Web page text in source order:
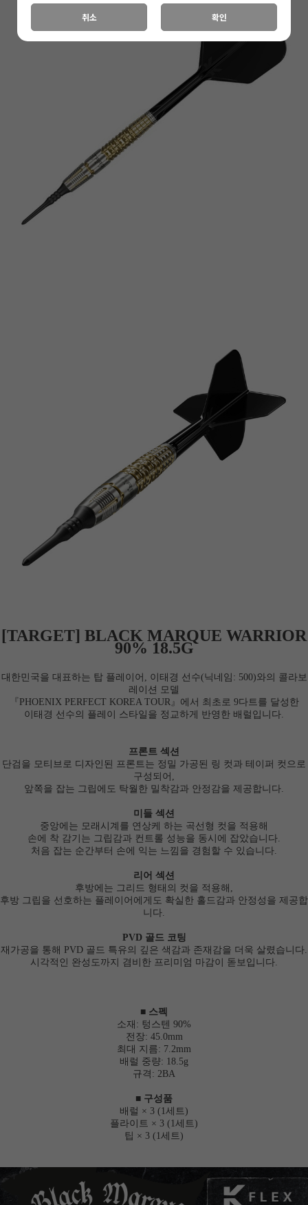
[TARGET] BLACK MARQUE WARRIOR
90% 18.5G
대한민국을 대표하는 탑 플레이어, 이태경 선수(닉네임: 500)와의 콜라보
레이션 모델
『PHOENIX PERFECT KOREA TOUR』에서 최초로 9다트를 달성한
이태경 선수의 플레이 스타일을 정교하게 반영한 배럴입니다.
프론트 섹션
단검을 모티브로 디자인된 프론트는 정밀 가공된 링 컷과 테이퍼 컷으로
구성되어,
앞쪽을 잡는 그립에도 탁월한 밀착감과 안정감을 제공합니다.
미들 섹션
중앙에는 모래시계를 연상케 하는 곡선형 컷을 적용해
손에 착 감기는 그립감과 컨트롤 성능을 동시에 잡았습니다.
처음 잡는 순간부터 손에 익는 느낌을 경험할 수 있습니다.
리어 섹션
후방에는 그리드 형태의 컷을 적용해,
후방 그립을 선호하는 플레이어에게도 확실한 홀드감과 안정성을 제공합
니다.
PVD 골드 코팅
재가공을 통해 PVD 골드 특유의 깊은 색감과 존재감을 더욱 살렸습니다.
시각적인 완성도까지 겸비한 프리미엄 마감이 돋보입니다.
■ 스펙
소재: 텅스텐 90%
전장: 45.0mm
최대 지름: 7.2mm
배럴 중량: 18.5g
규격: 2BA
■ 구성품
배럴 × 3 (1세트)
플라이트 × 3 (1세트)
팁 × 3 (1세트)
취소 확인